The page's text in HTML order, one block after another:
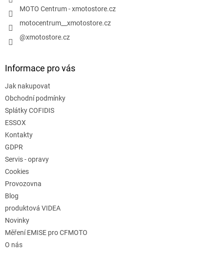
MOTO Centrum - xmotostore.cz
motocentrum__xmotostore.cz
@xmotostore.cz
Informace pro vás
Jak nakupovat
Obchodní podmínky
Splátky COFIDIS
ESSOX
Kontakty
GDPR
Servis - opravy
Cookies
Provozovna
Blog
produktová VIDEA
Novinky
Měření EMISE pro CFMOTO
O nás